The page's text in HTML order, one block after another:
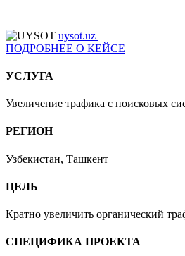
uysot.uz
ПОДРОБНЕЕ О КЕЙСЕ
УСЛУГА
Увеличение трафика с поисковых
РЕГИОН
Узбекистан, Ташкент
ЦЕЛЬ
Кратно увеличить органический
СПЕЦИФИКА ПРОЕКТА